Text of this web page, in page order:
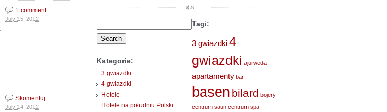
July 15, 2012
1 comment
July 14, 2012
Skomentuj
for:
Kategorie:
3 gwiazdki
4 gwiazdki
Hotele
Hotele na południu Polski
Tagi:
3 gwiazdki4
gwiazdki ajurweda
apartamenty bar
basen bilard bojery
centrum saun centrum spa